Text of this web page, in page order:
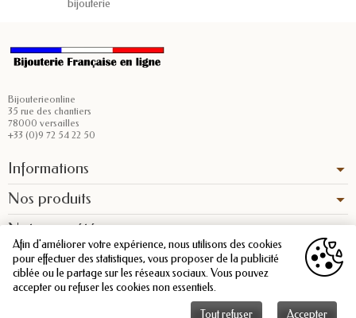
bijouterie
Bijouterieonline
35 rue des chantiers
78000 versailles
+33 (0)9 72 54 22 50
Informations
Nos produits
Notre société
Afin d'améliorer votre expérience, nous utilisons des cookies
pour effectuer des statistiques, vous proposer de la publicité
ciblée ou le partage sur les réseaux sociaux. Vous pouvez
accepter ou refuser les cookies non essentiels.
Tout refuser
Accepter